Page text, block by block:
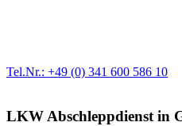
Tel.Nr.: +49 (0) 341 600 586 10
LKW Abschleppdienst in